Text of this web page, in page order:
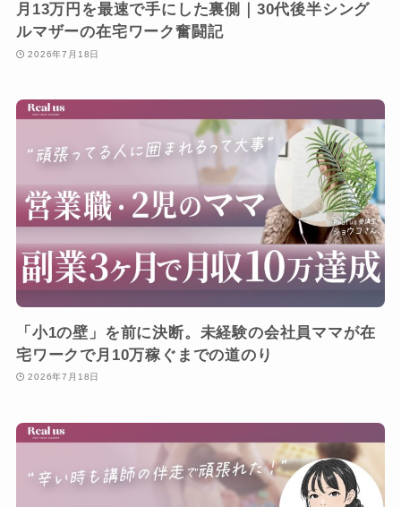
月13万円を最速で手にした裏側｜30代後半シング
ルマザーの在宅ワーク奮闘記
2026年7月18日
「小1の壁」を前に決断。未経験の会社員ママが在
宅ワークで月10万稼ぐまでの道のり
2026年7月18日